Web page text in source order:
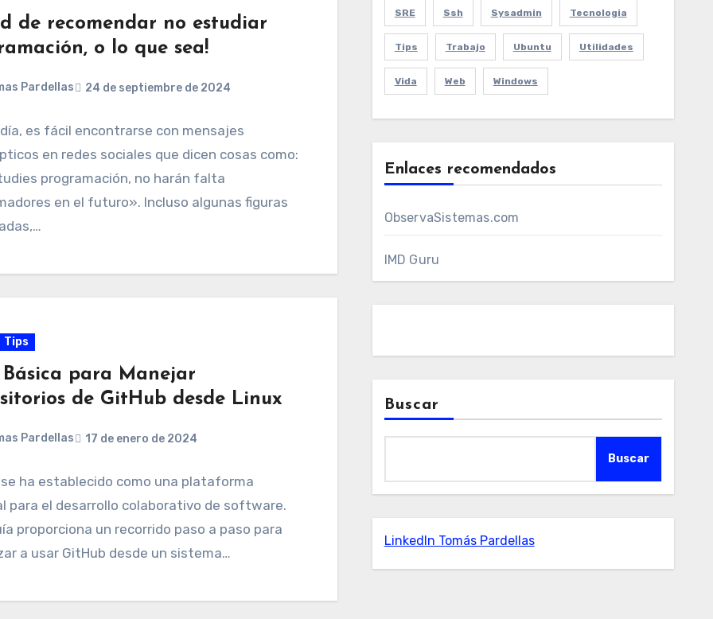
de recomendar no estudiar
o lo que sea!
Pardellas 24 de septiembre de 2024
es fácil encontrarse con mensajes
en redes sociales que dicen cosas como:
programación, no harán falta
en el futuro». Incluso algunas figuras
Tips
Básica para Manejar
de GitHub desde Linux
Pardellas 17 de enero de 2024
ha establecido como una plataforma
para el desarrollo colaborativo de software.
proporciona un recorrido paso a paso para
a usar GitHub desde un sistema…
SRE Ssh Sysadmin Tecnologia
Tips Trabajo Ubuntu Utilidades
Vida Web Windows
Enlaces recomendados
ObservaSistemas.com
IMD Guru
Buscar
Buscar
LinkedIn Tomás Pardellas